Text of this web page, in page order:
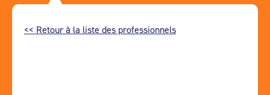
<< Retour à la liste des professionnels